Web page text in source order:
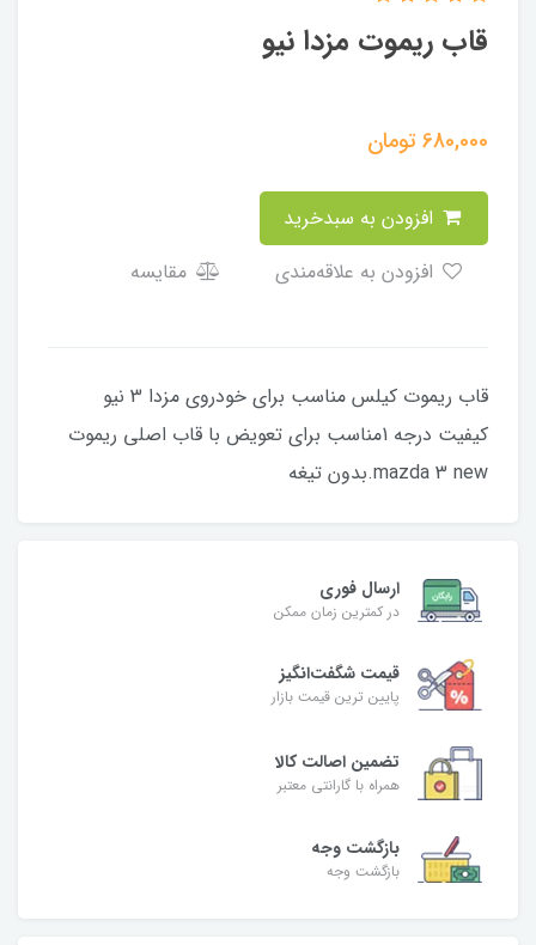
قاب ریموت مزدا نیو
680,000تومان
مقایسه
قاب ریموت کیلس مناسب برای خودروی مزدا 3 نیو
کیفیت درجه 1مناسب برای تعویض با قاب اصلی ریموت
mazda 3 new.بدون تیغه
ارسال فوری
در کمترین زمان ممکن
قیمت شگفت‌انگیز
پایین ترین قیمت بازار
تضمین اصالت کالا
همراه با گارانتی معتبر
بازگشت وجه
بازگشت وجه